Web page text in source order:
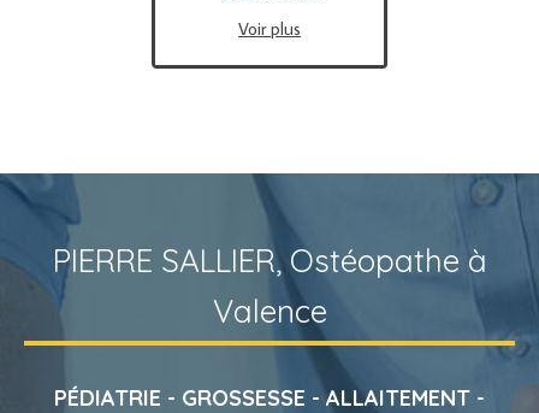
BÉBÉ
Voir plus
Voir plus
Voir plus
PIERRE SALLIER, Ostéopathe à
Valence
PÉDIATRIE - GROSSESSE - ALLAITEMENT -